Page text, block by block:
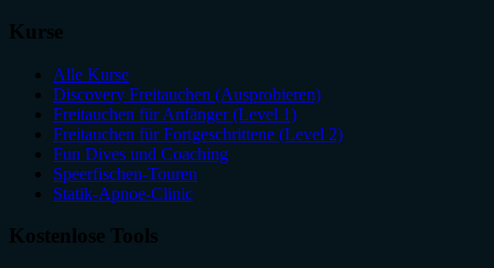
Kurse
Alle Kurse
Discovery Freitauchen (Ausprobieren)
Freitauchen für Anfänger (Level 1)
Freitauchen für Fortgeschrittene (Level 2)
Fun Dives und Coaching
Speerfischen-Touren
Statik-Apnoe-Clinic
Kostenlose Tools